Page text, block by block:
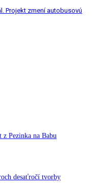
Projekt zmení autobusovú
Pezinka na Babu
desaťročí tvorby